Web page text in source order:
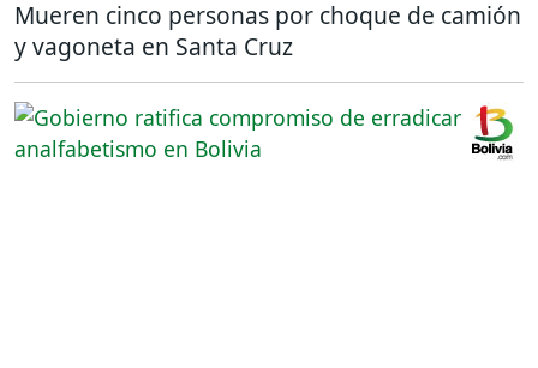
Mueren cinco personas por choque de camión
y vagoneta en Santa Cruz